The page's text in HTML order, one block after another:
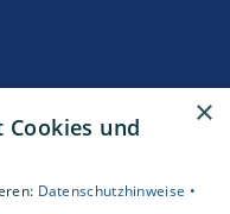
×
Cookies und
Datenschutzhinweise •